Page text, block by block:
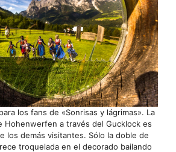
los fans de «Sonrisas y lágrimas». La
Hohenwerfen a través del Gucklock es
los demás visitantes. Sólo la doble de
troquelada en el decorado bailando